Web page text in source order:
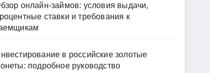
онлайн-займов: условия выдачи,
ставки и требования к
в российские золотые
подробное руководство